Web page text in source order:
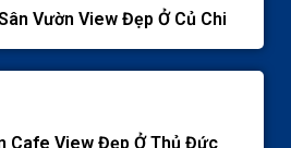
Vườn View Đẹp Ở Củ Chi
Cafe View Đẹp Ở Thủ Đức